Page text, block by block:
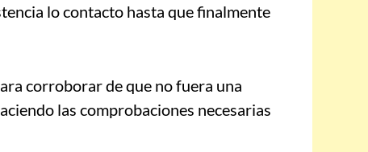
lo contacto hasta que finalmente
corroborar de que no fuera una
las comprobaciones necesarias